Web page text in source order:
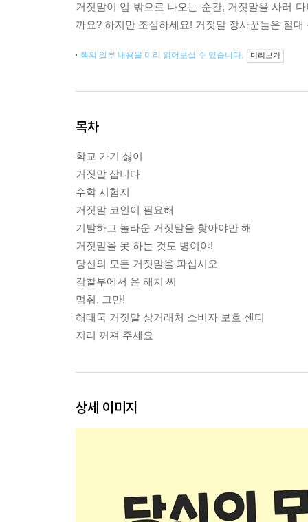
거짓말이 입 밖으로 나오는 순간, 거짓말을 사러
까요? 하지만 조심하세요! 거짓말 장사꾼들은 절
책의 일부 내용을 미리 읽어보실 수 있습니다. 미리보기
목차
학교 가기 싫어
거짓말 삽니다
수학 시험지
거짓말 코인이 필요해
기발하고 놀라운 거짓말을 찾아야만 해
거짓말을 못 하는 것도 병이야!
당신의 모든 거짓말을 파십시오
감찰부에서 온 해치 씨
멈춰, 그만!
해태국 거짓말 상거래처 소비자 보호 센터
저리 꺼져 주세요
상세 이미지